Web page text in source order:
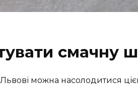
смачну
можна насолодитися